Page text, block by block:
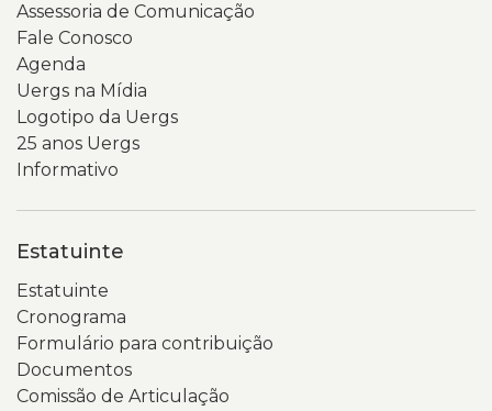
Assessoria de Comunicação
Fale Conosco
Agenda
Uergs na Mídia
Logotipo da Uergs
25 anos Uergs
Informativo
Estatuinte
Estatuinte
Cronograma
Formulário para contribuição
Documentos
Comissão de Articulação